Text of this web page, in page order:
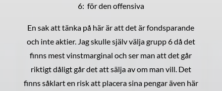
6: för den offensiva
En sak att tänka på här är att det är fondsparande
och inte aktier. Jag skulle själv välja grupp 6 då det
finns mest vinstmarginal och ser man att det går
riktigt dåligt går det att sälja av om man vill. Det
finns såklart en risk att placera sina pengar även här